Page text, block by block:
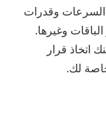
وقدرات
وغيرها.
اتخاذ قرار
لك.